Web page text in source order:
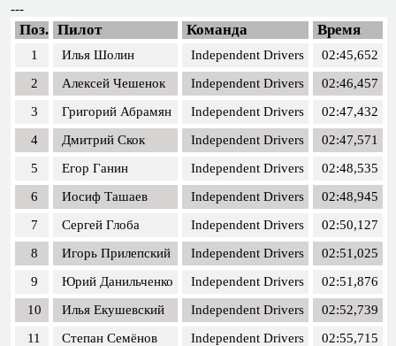
---
Поз. Пилот Команда Время
1 Илья Шолин Independent Drivers
02:45,652
2
Алексей Чешенок Independent Drivers
02:46,457
3
Григорий Абрамян Independent Drivers
02:47,432
4
Дмитрий Скок Independent Drivers
02:47,571
5
Егор Ганин Independent Drivers
02:48,535
6
Иосиф Ташаев Independent Drivers
02:48,945
7
Сергей Глоба Independent Drivers
02:50,127
8
Игорь Прилепский Independent Drivers
02:51,025
9
Юрий Данильченко Independent Drivers
02:51,876
10
Илья Екушевский Independent Drivers
02:52,739
11
Степан Семёнов Independent Drivers
02:55,715